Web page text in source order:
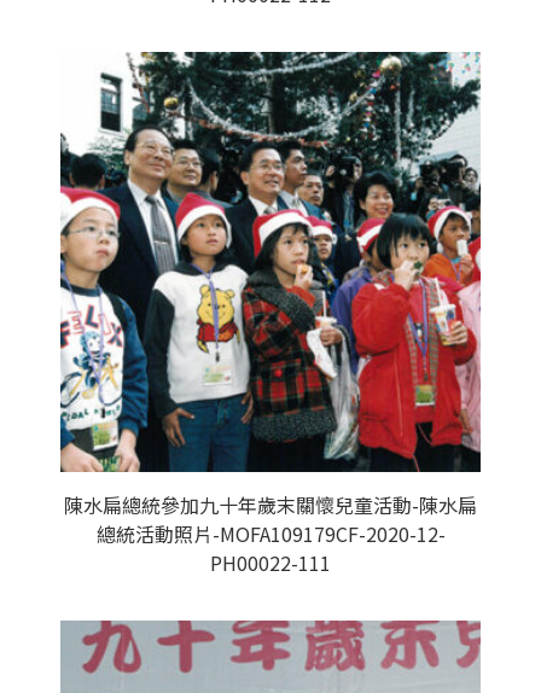
陳水扁總統參加九十年歲末關懷兒童活動-陳水扁
總統活動照片-MOFA109179CF-2020-12-
PH00022-111